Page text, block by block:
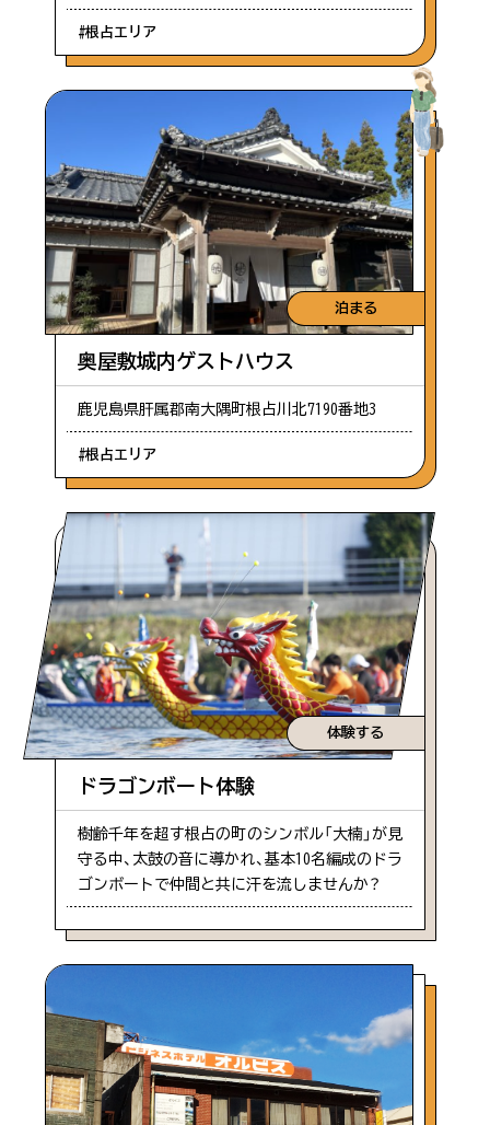
#根占エリア
泊まる
奥屋敷城内ゲストハウス
鹿児島県肝属郡南大隅町根占川北7190番地3
#根占エリア
体験する
ドラゴンボート体験
樹齢千年を超す根占の町のシンボル「大楠」が見
守る中、太鼓の音に導かれ、基本10名編成のドラ
ゴンボートで仲間と共に汗を流しませんか？